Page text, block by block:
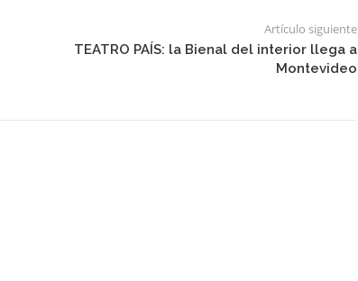
Artículo siguiente
TEATRO PAÍS: la Bienal del interior llega a
Montevideo